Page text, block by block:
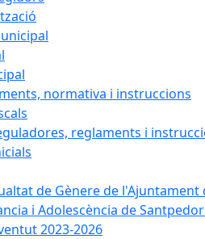
normativa i instruccions
reglaments i
de Gènere de l'Ajuntament
i Adolescència de
2023-2026